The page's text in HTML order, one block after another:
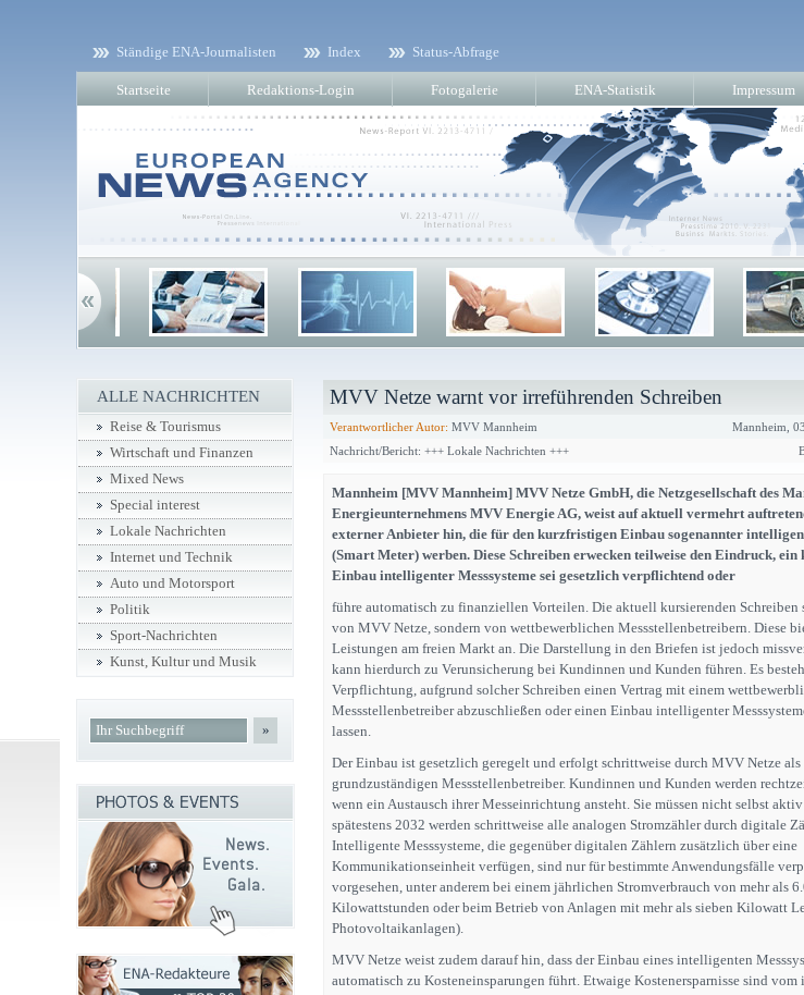
Ständige ENA-Journalisten Index Status-Abfrage
Startseite Redaktions-Login Fotogalerie ENA-Statistik Impressum
MVV Netze warnt vor irreführenden Schreiben
Verantwortlicher Autor: MVV Mannheim
Mannheim,
Nachricht/Bericht: +++ Lokale Nachrichten +++
Mannheim [MVV Mannheim] MVV Netze GmbH, die Netzgesellschaft des
Energieunternehmens MVV Energie AG, weist auf aktuell vermehrt
externer Anbieter hin, die für den kurzfristigen Einbau sogenannter
(Smart Meter) werben. Diese Schreiben erwecken teilweise den Eindruck,
Einbau intelligenter Messsysteme sei gesetzlich verpflichtend oder
führe automatisch zu finanziellen Vorteilen. Die aktuell kursierenden Schreiben
von MVV Netze, sondern von wettbewerblichen Messstellenbetreibern. Diese
Leistungen am freien Markt an. Die Darstellung in den Briefen ist jedoch
kann hierdurch zu Verunsicherung bei Kundinnen und Kunden führen. Es
Verpflichtung, aufgrund solcher Schreiben einen Vertrag mit einem
Messstellenbetreiber abzuschließen oder einen Einbau intelligenter
lassen.
Der Einbau ist gesetzlich geregelt und erfolgt schrittweise durch MVV Netze als
grundzuständigen Messstellenbetreiber. Kundinnen und Kunden werden
wenn ein Austausch ihrer Messeinrichtung ansteht. Sie müssen nicht selbst
spätestens 2032 werden schrittweise alle analogen Stromzähler durch digitale
Intelligente Messsysteme, die gegenüber digitalen Zählern zusätzlich über eine
Kommunikationseinheit verfügen, sind nur für bestimmte Anwendungsfälle
vorgesehen, unter anderem bei einem jährlichen Stromverbrauch von mehr als
Kilowattstunden oder beim Betrieb von Anlagen mit mehr als sieben Kilowatt
Photovoltaikanlagen).
MVV Netze weist zudem darauf hin, dass der Einbau eines intelligenten
automatisch zu Kosteneinsparungen führt. Etwaige Kostenersparnisse sind
ALLE NACHRICHTEN
Reise & Tourismus
Wirtschaft und Finanzen
Mixed News
Special interest
Lokale Nachrichten
Internet und Technik
Auto und Motorsport
Politik
Sport-Nachrichten
Kunst, Kultur und Musik
»